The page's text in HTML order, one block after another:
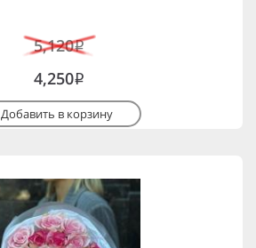
5,120i
4,250i
Добавить в корзину